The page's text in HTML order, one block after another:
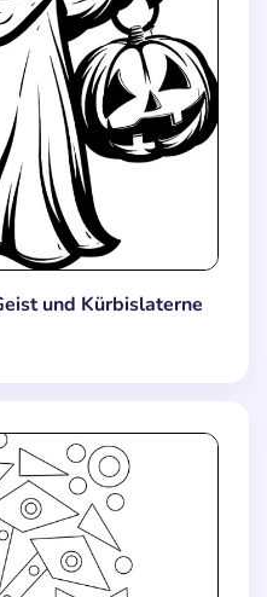
und Kürbislaterne